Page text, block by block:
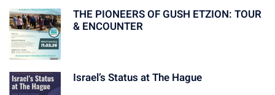
THE PIONEERS OF GUSH ETZION: TOUR
& ENCOUNTER
Israel’s Status at The Hague